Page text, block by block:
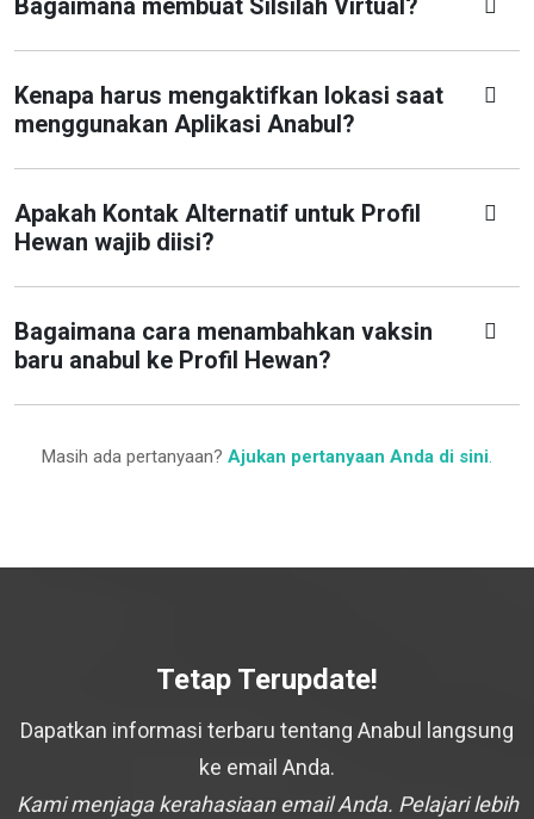
Bagaimana membuat Silsilah Virtual?
Kenapa harus mengaktifkan lokasi saat
menggunakan Aplikasi Anabul?
Apakah Kontak Alternatif untuk Profil
Hewan wajib diisi?
Bagaimana cara menambahkan vaksin
baru anabul ke Profil Hewan?
Masih ada pertanyaan? Ajukan pertanyaan Anda di sini.
Tetap Terupdate!
Dapatkan informasi terbaru tentang Anabul langsung
ke email Anda.
Kami menjaga kerahasiaan email Anda. Pelajari lebih